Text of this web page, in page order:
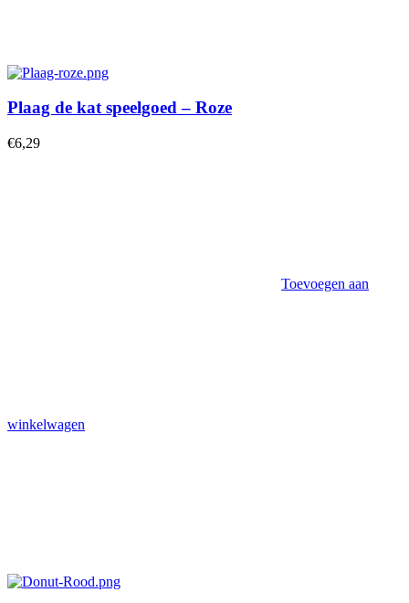
Plaag de kat speelgoed – Roze
€6,29
Toevoegen aan
winkelwagen